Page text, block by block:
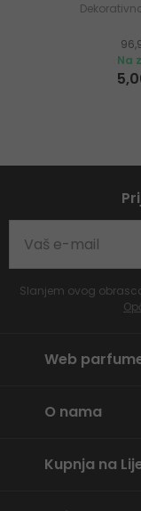
Na
Slanjem ovog
Web
O nama
Kupnja na